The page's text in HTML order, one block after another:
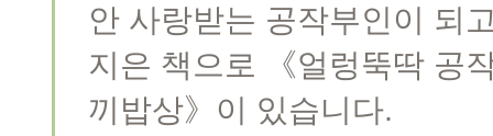
안 사랑받는 공작부인이 되
지은 책으로 《얼렁뚝딱 공
끼밥상》이 있습니다.